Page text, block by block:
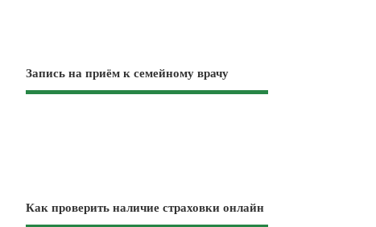
Запись на приём к семейному врачу
Как проверить наличие страховки онлайн